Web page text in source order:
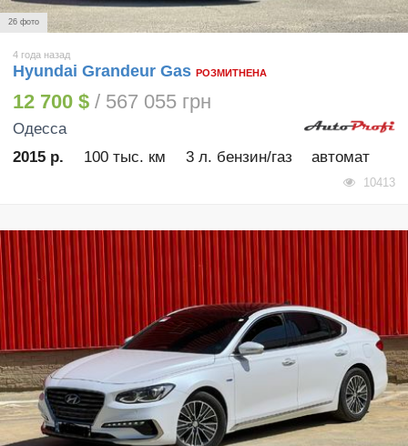
26 фото
4 года назад
Hyundai Grandeur Gas РОЗМИТНЕНА
12 700 $ / 567 055 грн
Одесса
2015 р.
100 тыс. км 3 л. бензин/газ автомат
10413